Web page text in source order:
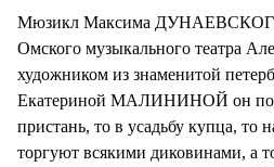
Мюзикл Максима ДУНАЕВСКОГО
Омского музыкального театра
художником из знаменитой
Екатериной МАЛИНИНОЙ он
пристань, то в усадьбу купца, то
торгуют всякими диковинами, а